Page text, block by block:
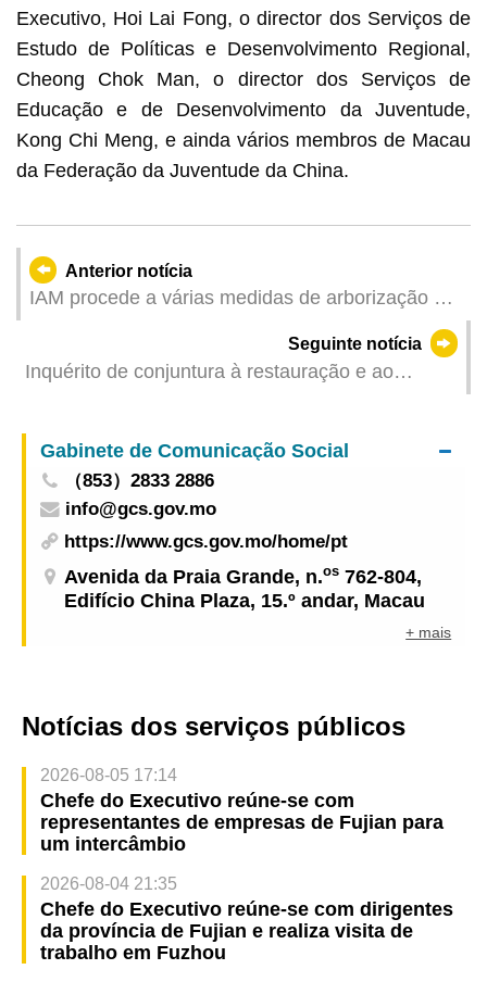
Executivo, Hoi Lai Fong, o director dos Serviços de
Estudo de Políticas e Desenvolvimento Regional,
Cheong Chok Man, o director dos Serviços de
Educação e de Desenvolvimento da Juventude,
Kong Chi Meng, e ainda vários membros de Macau
da Federação da Juventude da China.
Anterior notícia
IAM procede a várias medidas de arborização em
articulação com a realização do Grande Prémio
Seguinte notícia
Inquérito de conjuntura à restauração e ao
Gabinete de Comunicação Social
（853）2833 2886
info@gcs.gov.mo
https://www.gcs.gov.mo/home/pt
Avenida da Praia Grande, n.os 762-804,
Edifício China Plaza, 15.º andar, Macau
+ mais
Notícias dos serviços públicos
2026-08-05 17:14
Chefe do Executivo reúne-se com
representantes de empresas de Fujian para
um intercâmbio
2026-08-04 21:35
Chefe do Executivo reúne-se com dirigentes
da província de Fujian e realiza visita de
trabalho em Fuzhou